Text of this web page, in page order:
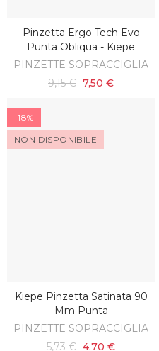
AGGIUNGI AL CARRELLO
Pinzetta Ergo Tech Evo
Punta Obliqua - Kiepe
PINZETTE SOPRACCIGLIA
9,15 € 7,50 €
-18%
NON DISPONIBILE
SCOPRI
Kiepe Pinzetta Satinata 90
Mm Punta
PINZETTE SOPRACCIGLIA
5,73 € 4,70 €